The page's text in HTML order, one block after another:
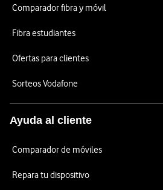
Comparador fibra y móvil
Fibra estudiantes
Ofertas para clientes
Sorteos Vodafone
Ayuda al cliente
Comparador de móviles
Repara tu dispositivo